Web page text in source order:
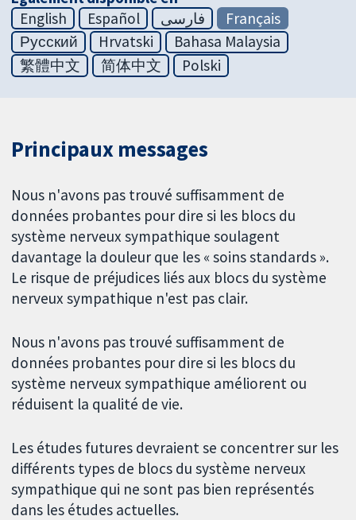
English
Español فارسی
Français
Русский
Hrvatski
Bahasa Malaysia
繁體中文
简体中文 Polski
Principaux messages
Nous n'avons pas trouvé suffisamment de
données probantes pour dire si les blocs du
système nerveux sympathique soulagent
davantage la douleur que les « soins standards ».
Le risque de préjudices liés aux blocs du système
nerveux sympathique n'est pas clair.
Nous n'avons pas trouvé suffisamment de
données probantes pour dire si les blocs du
système nerveux sympathique améliorent ou
réduisent la qualité de vie.
Les études futures devraient se concentrer sur les
différents types de blocs du système nerveux
sympathique qui ne sont pas bien représentés
dans les études actuelles.